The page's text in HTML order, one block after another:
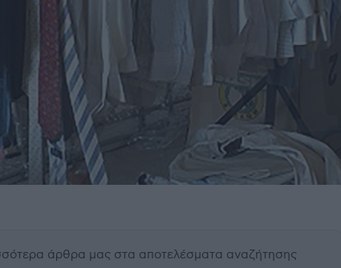
άρθρα μας στα αποτελέσματα αναζήτησης